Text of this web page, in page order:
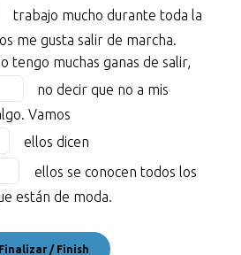
trabajo mucho durante toda la
me gusta salir de marcha.
tengo muchas ganas de salir,
no decir que no a mis
Vamos
in
blank
3
4
ellos dicen
the
blank
ellos se conocen todos los
están de moda.